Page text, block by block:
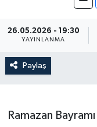
26.05.2026 - 19:30
YAYINLANMA
Paylaş
Ramazan